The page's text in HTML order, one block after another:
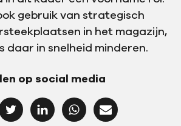
gebruik van strategisch
in het magazijn,
daar in snelheid minderen.
op social media